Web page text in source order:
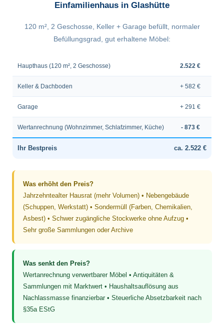
Einfamilienhaus in Glashütte
120 m², 2 Geschosse, Keller + Garage befüllt, normaler
Befüllungsgrad, gut erhaltene Möbel:
Haupthaus (120 m², 2 Geschosse) 2.522 €
Keller & Dachboden + 582 €
Garage + 291 €
Wertanrechnung (Wohnzimmer, Schlafzimmer, Küche) - 873 €
Ihr Bestpreis ca. 2.522 €
Was erhöht den Preis?
Jahrzehntealter Hausrat (mehr Volumen) • Nebengebäude
(Schuppen, Werkstatt) • Sondermüll (Farben, Chemikalien,
Asbest) • Schwer zugängliche Stockwerke ohne Aufzug •
Sehr große Sammlungen oder Archive
Was senkt den Preis?
Wertanrechnung verwertbarer Möbel • Antiquitäten &
Sammlungen mit Marktwert • Haushaltsauflösung aus
Nachlassmasse finanzierbar • Steuerliche Absetzbarkeit nach
§35a EStG